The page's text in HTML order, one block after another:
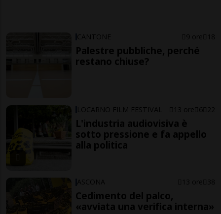
CANTONE 9 ore 18
Palestre pubbliche, perché
restano chiuse?
LOCARNO FILM FESTIVAL 13 ore 6 22
L'industria audiovisiva è
sotto pressione e fa appello
alla politica
ASCONA 13 ore 38
Cedimento del palco,
«avviata una verifica interna»